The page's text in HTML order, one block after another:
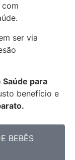
ser via
para
benefício e
BEBÊS